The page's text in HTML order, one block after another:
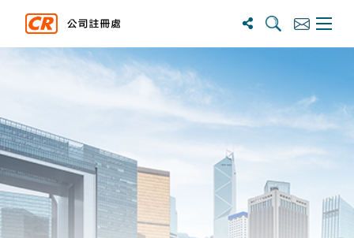
搜寻 订阅主选